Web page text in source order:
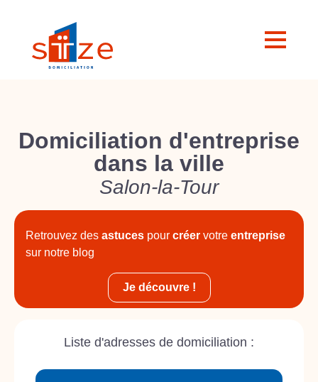
Domiciliation d'entreprise
dans la ville
Salon-la-Tour
Retrouvez des astuces pour créer votre entreprise
sur notre blog
Je découvre !
Liste d'adresses de domiciliation :